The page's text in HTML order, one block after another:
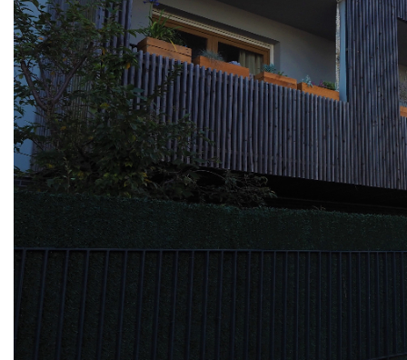
Description
Réf : PR2517
BOIS D'ARCY - Sur le quartier très recherché de la CROIX
BONNET, au pied des commerces, écoles, de la forêt et
accès rapide à la N12/A13 et gare de Saint Quentin en
Yvelines.
Au 3ème et DERNIER étage avec ascenseur, appartement
3 pièces BIEN AGENCE. Il se compose d'une entrée avec
VUE DEGAGEE, une cuisine ouverte aménagée et